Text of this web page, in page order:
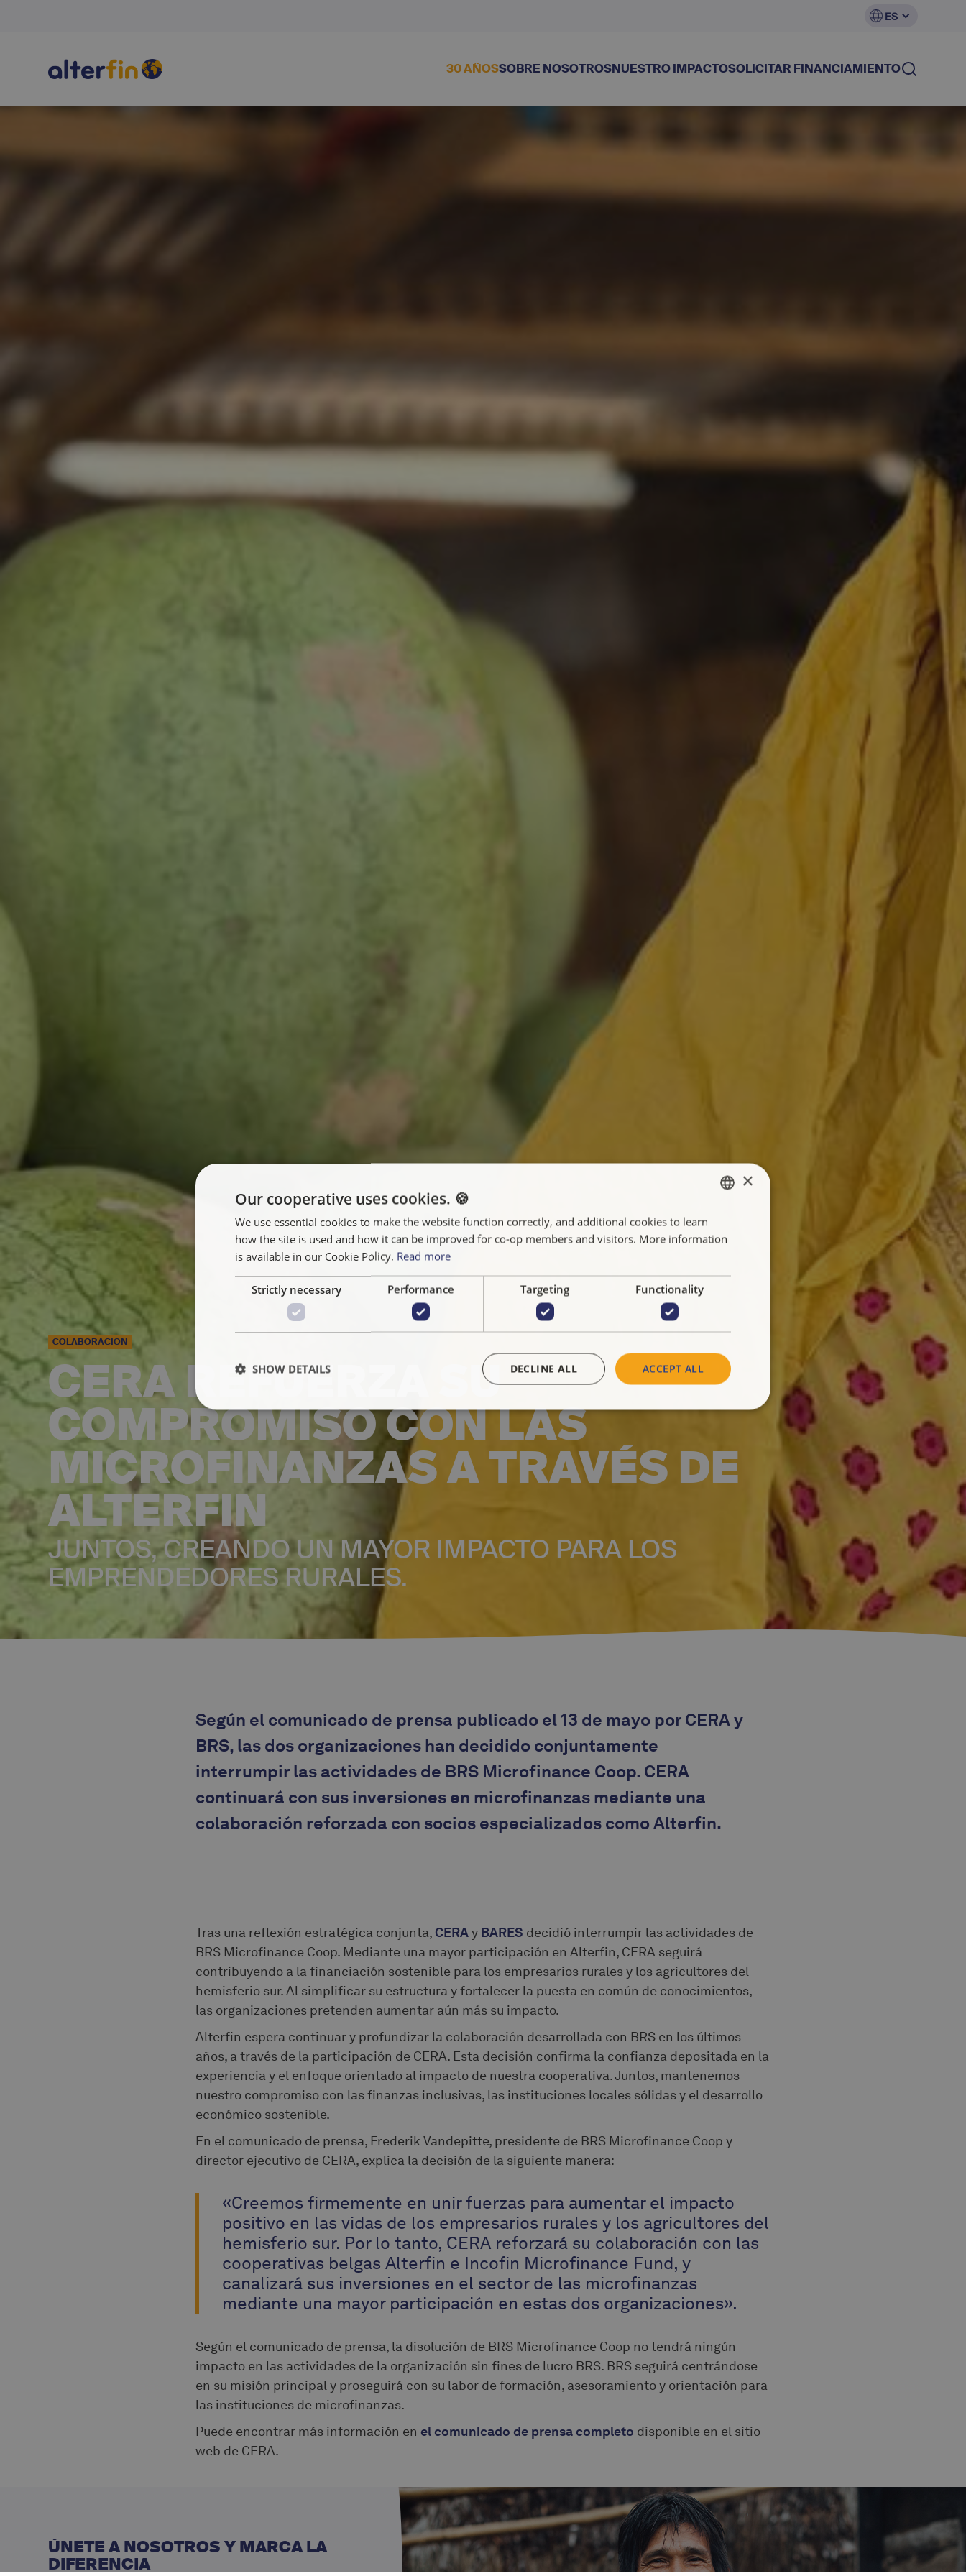
ES
30 AÑOSSOBRE NOSOTROSNUESTRO IMPACTOSOLICITAR FINANCIAMIENTO
COLABORACIÓN
CERA REFUERZA SU
COMPROMISO CON LAS
MICROFINANZAS A TRAVÉS DE
ALTERFIN
JUNTOS, CREANDO UN MAYOR IMPACTO PARA LOS
EMPRENDEDORES RURALES.
Según el comunicado de prensa publicado el 13 de mayo por CERA y
BRS, las dos organizaciones han decidido conjuntamente
interrumpir las actividades de BRS Microfinance Coop. CERA
continuará con sus inversiones en microfinanzas mediante una
colaboración reforzada con socios especializados como Alterfin.
Tras una reflexión estratégica conjunta, CERAy BARES decidió interrumpir las actividades de
BRS Microfinance Coop. Mediante una mayor participación en Alterfin, CERA seguirá
contribuyendo a la financiación sostenible para los empresarios rurales y los agricultores del
hemisferio sur. Al simplificar su estructura y fortalecer la puesta en común de conocimientos,
las organizaciones pretenden aumentar aún más su impacto.
Alterfin espera continuar y profundizar la colaboración desarrollada con BRS en los últimos
años, a través de la participación de CERA. Esta decisión confirma la confianza depositada en la
experiencia y el enfoque orientado al impacto de nuestra cooperativa. Juntos, mantenemos
nuestro compromiso con las finanzas inclusivas, las instituciones locales sólidas y el desarrollo
económico sostenible.
En el comunicado de prensa, Frederik Vandepitte, presidente de BRS Microfinance Coop y
director ejecutivo de CERA, explica la decisión de la siguiente manera:
«Creemos firmemente en unir fuerzas para aumentar el impacto
positivo en las vidas de los empresarios rurales y los agricultores del
hemisferio sur. Por lo tanto, CERA reforzará su colaboración con las
cooperativas belgas Alterfin e Incofin Microfinance Fund, y
canalizará sus inversiones en el sector de las microfinanzas
mediante una mayor participación en estas dos organizaciones».
Según el comunicado de prensa, la disolución de BRS Microfinance Coop no tendrá ningún
impacto en las actividades de la organización sin fines de lucro BRS. BRS seguirá centrándose
en su misión principal y proseguirá con su labor de formación, asesoramiento y orientación para
las instituciones de microfinanzas.
Puede encontrar más información en el comunicado de prensa completo disponible en el sitio
web de CERA.
ÚNETE A NOSOTROS Y MARCA LA
DIFERENCIA
ENGLISH
FRANÇAIS
×
Our cooperative uses cookies. 🍪
We use essential cookies to make the website function correctly, and additional cookies to learn
how the site is used and how it can be improved for co-op members and visitors. More information
is available in our Cookie Policy. Read more
Strictly necessary Performance Targeting Functionality
ACCEPT ALL
DECLINE ALL
SHOW DETAILS